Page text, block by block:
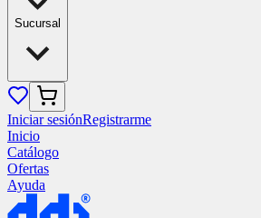
Sucursal
Iniciar sesiónRegistrarme
Inicio
Catálogo
Ofertas
Ayuda